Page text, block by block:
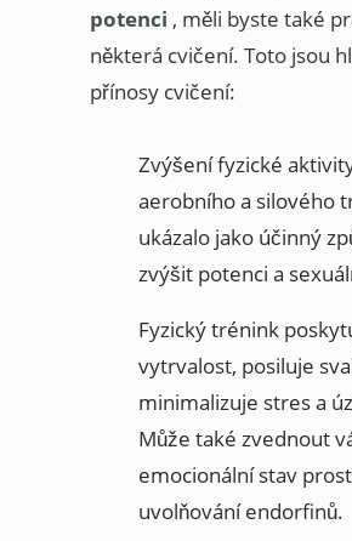
potenci , měli byste také
některá cvičení. Toto jsou
přínosy cvičení:
Zvýšení fyzické
aerobního a silového
ukázalo jako účinný
zvýšit potenci a
Fyzický trénink
vytrvalost, posiluje
minimalizuje stres a
Může také zvednout
emocionální stav
uvolňování endorfinů.